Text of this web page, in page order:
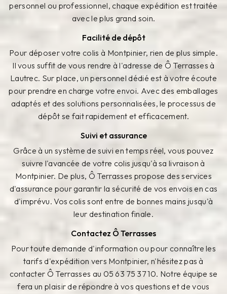
personnel ou professionnel, chaque expédition est traitée
avec le plus grand soin.
Facilité de dépôt
Pour déposer votre colis à Montpinier, rien de plus simple.
Il vous suffit de vous rendre à l'adresse de Ô Terrasses à
Lautrec. Sur place, un personnel dédié est à votre écoute
pour prendre en charge votre envoi. Avec des emballages
adaptés et des solutions personnalisées, le processus de
dépôt se fait rapidement et efficacement.
Suivi et assurance
Grâce à un système de suivi en temps réel, vous pouvez
suivre l'avancée de votre colis jusqu'à sa livraison à
Montpinier. De plus, Ô Terrasses propose des services
d'assurance pour garantir la sécurité de vos envois en cas
d'imprévu. Vos colis sont entre de bonnes mains jusqu'à
leur destination finale.
Contactez Ô Terrasses
Pour toute demande d'information ou pour connaître les
tarifs d'expédition vers Montpinier, n'hésitez pas à
contacter Ô Terrasses au 05 63 75 37 10. Notre équipe se
fera un plaisir de répondre à vos questions et de vous